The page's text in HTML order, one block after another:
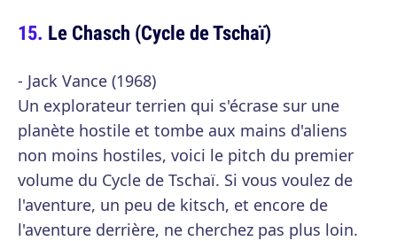
Le Chasch (Cycle de Tschaï)
- Jack Vance (1968)
Un explorateur terrien qui s'écrase sur une
planète hostile et tombe aux mains d'aliens
non moins hostiles, voici le pitch du premier
volume du Cycle de Tschaï. Si vous voulez de
l'aventure, un peu de kitsch, et encore de
l'aventure derrière, ne cherchez pas plus loin.